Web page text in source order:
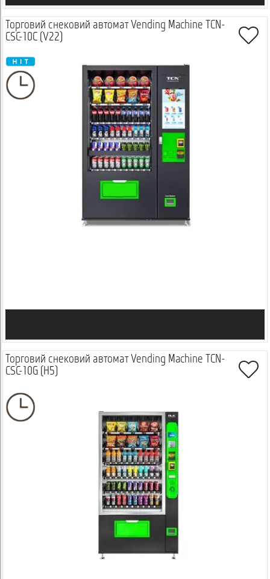
Торговий снековий автомат Vending Machine TCN-
CSC-10C (V22)
Торговий снековий автомат Vending Machine TCN-
CSC-10G (H5)